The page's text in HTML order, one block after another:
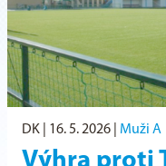
DK | 16. 5. 2026 Muži A
Výhra proti